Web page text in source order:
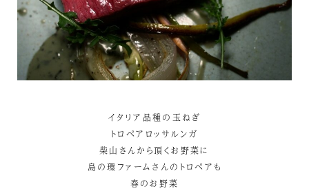
イタリア品種の玉ねぎ
トロペアロッサルンガ
柴山さんから頂くお野菜に
島の環ファームさんのトロペアも
春のお野菜